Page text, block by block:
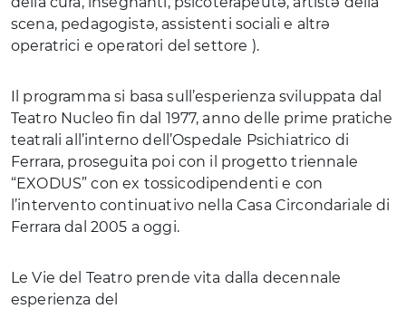
scena, pedagogistə, assistenti sociali e altrə
operatrici e operatori del settore ).
Il programma si basa sull’esperienza sviluppata dal
Teatro Nucleo fin dal 1977, anno delle prime pratiche
teatrali all’interno dell’Ospedale Psichiatrico di
Ferrara, proseguita poi con il progetto triennale
“EXODUS” con ex tossicodipendenti e con
l’intervento continuativo nella Casa Circondariale di
Ferrara dal 2005 a oggi.
Le Vie del Teatro prende vita dalla decennale
esperienza del